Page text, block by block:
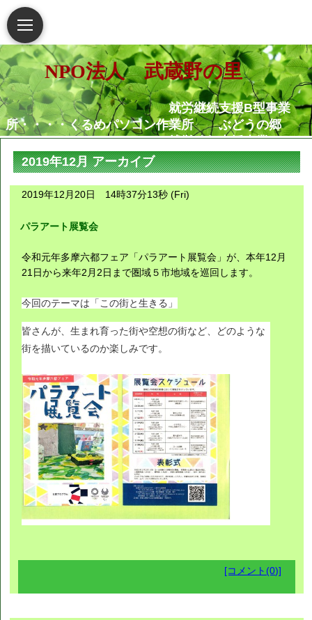
NPO法人 武蔵野の里
就労継続支援B型事業
所・・・・くるめパソコン作業所 ぶどうの郷
就労移行支援事業
所・・・・・・くるめパソコン作業所
相談支援センター武蔵野
の里
就労定着支援センターつ
障害がある人もない人も共に生き
2019年12月 アーカイブ
2019年12月20日 14時37分13秒 (Fri)
パラアート展覧会
令和元年多摩六都フェア「パラアート展覧会」が、本年12月
21日から来年2月2日まで圏域５市地域を巡回します。
今回のテーマは「この街と生きる」
皆さんが、生まれ育った街や空想の街など、どのような
街を描いているのか楽しみです。
[コメント(0)]